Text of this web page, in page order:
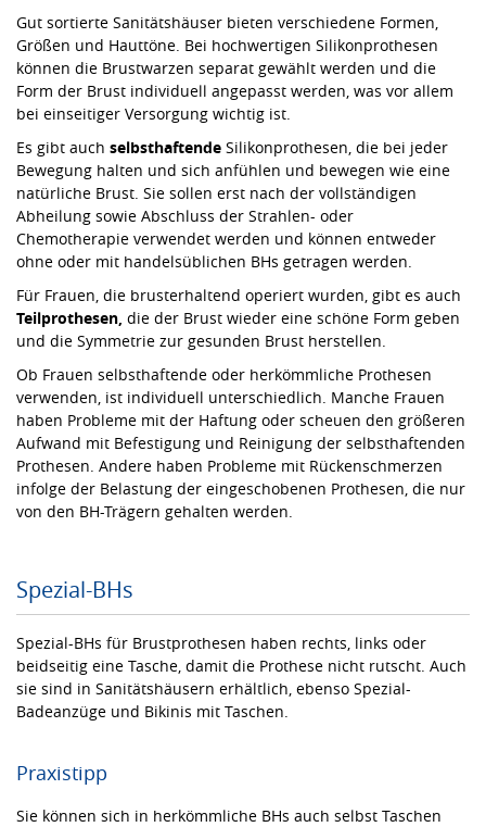
Gut sortierte Sanitätshäuser bieten verschiedene Formen,
Größen und Hauttöne. Bei hochwertigen Silikonprothesen
können die Brustwarzen separat gewählt werden und die
Form der Brust individuell angepasst werden, was vor allem
bei einseitiger Versorgung wichtig ist.
Es gibt auch selbsthaftende Silikonprothesen, die bei jeder
Bewegung halten und sich anfühlen und bewegen wie eine
natürliche Brust. Sie sollen erst nach der vollständigen
Abheilung sowie Abschluss der Strahlen- oder
Chemotherapie verwendet werden und können entweder
ohne oder mit handelsüblichen BHs getragen werden.
Für Frauen, die brusterhaltend operiert wurden, gibt es auch
Teilprothesen, die der Brust wieder eine schöne Form geben
und die Symmetrie zur gesunden Brust herstellen.
Ob Frauen selbsthaftende oder herkömmliche Prothesen
verwenden, ist individuell unterschiedlich. Manche Frauen
haben Probleme mit der Haftung oder scheuen den größeren
Aufwand mit Befestigung und Reinigung der selbsthaftenden
Prothesen. Andere haben Probleme mit Rückenschmerzen
infolge der Belastung der eingeschobenen Prothesen, die nur
von den BH-Trägern gehalten werden.
Spezial-BHs
Spezial-BHs für Brustprothesen haben rechts, links oder
beidseitig eine Tasche, damit die Prothese nicht rutscht. Auch
sie sind in Sanitätshäusern erhältlich, ebenso Spezial-
Badeanzüge und Bikinis mit Taschen.
Praxistipp
Sie können sich in herkömmliche BHs auch selbst Taschen